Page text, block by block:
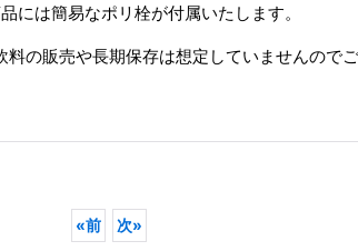
には簡易なポリ栓が付属いたします。
の販売や長期保存は想定していませんのでご
«前 次»